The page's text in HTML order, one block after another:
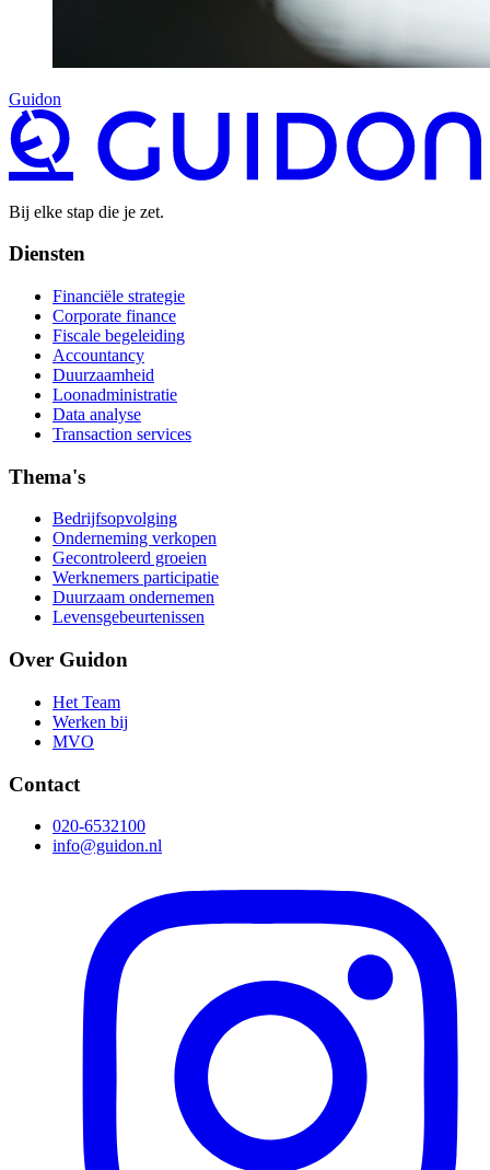
Guidon
Bij elke stap die je zet.
Diensten
Financiële strategie
Corporate finance
Fiscale begeleiding
Accountancy
Duurzaamheid
Loonadministratie
Data analyse
Transaction services
Thema's
Bedrijfsopvolging
Onderneming verkopen
Gecontroleerd groeien
Werknemers participatie
Duurzaam ondernemen
Levensgebeurtenissen
Over Guidon
Het Team
Werken bij
MVO
Contact
020-6532100
info@guidon.nl